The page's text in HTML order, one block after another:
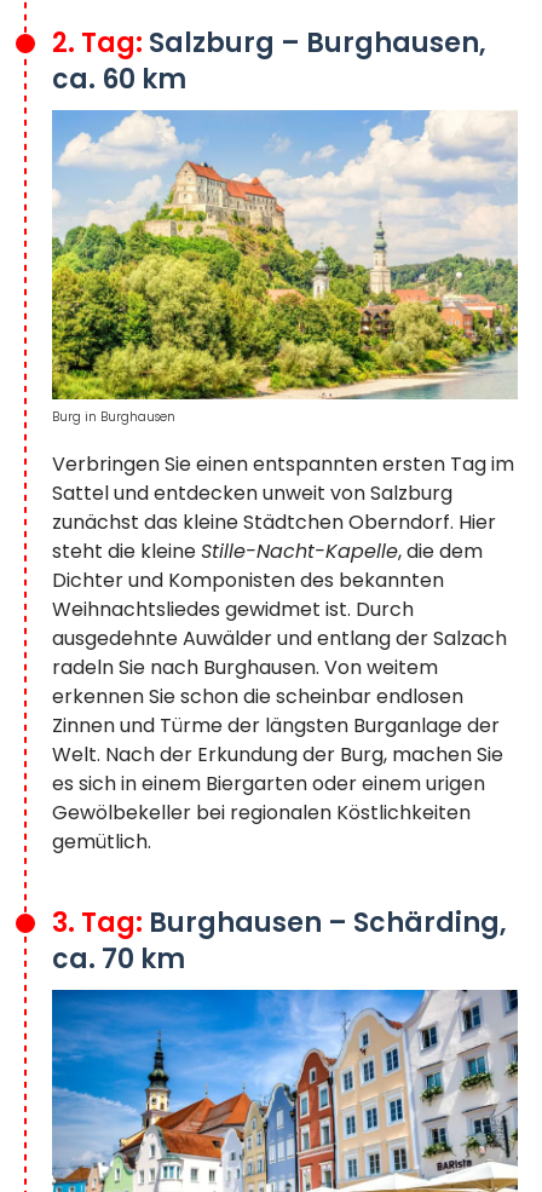
2. Tag: Salzburg – Burghausen,
ca. 60 km
Verbringen Sie einen entspannten ersten Tag im
Sattel und entdecken unweit von Salzburg
zunächst das kleine Städtchen Oberndorf. Hier
steht die kleineStille-Nacht-Kapelle, die dem
Dichter und Komponisten des bekannten
Weihnachtsliedes gewidmet ist. Durch
ausgedehnte Auwälder und entlang der Salzach
radeln Sie nach Burghausen. Von weitem
erkennen Sie schon die scheinbar endlosen
Zinnen und Türme der längsten Burganlage der
Welt. Nach der Erkundung der Burg, machen Sie
es sich in einem Biergarten oder einem urigen
Gewölbekeller bei regionalen Köstlichkeiten
gemütlich.
Burg in Burghausen
3. Tag: Burghausen – Schärding,
ca. 70 km